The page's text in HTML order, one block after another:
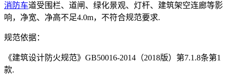
消防车道受围栏、道闸、绿化景观、灯杆、建筑架空连廊等影
响，净宽、净高不足4.0m，不符合规范要求.
规范依据：
《建筑设计防火规范》GB50016-2014（2018版）第7.1.8条第1
款.